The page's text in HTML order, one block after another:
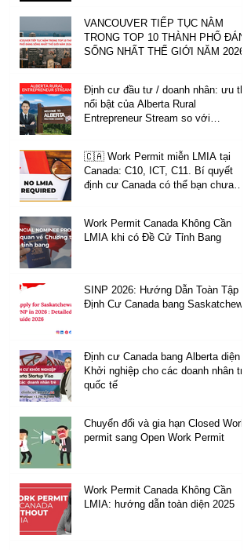
VANCOUVER TIẾP TỤC NẰM
TRONG TOP 10 THÀNH PHỐ ĐÁNG
SỐNG NHẤT THẾ GIỚI NĂM 2026
Định cư đầu tư / doanh nhân: ưu thế
nổi bật của Alberta Rural
Entrepreneur Stream so với
🇨🇦 Work Permit miễn LMIA tại
Canada: C10, ICT, C11. Bí quyết
định cư Canada có thể bạn chưa
Work Permit Canada Không Cần
LMIA khi có Đề Cử Tỉnh Bang
SINP 2026: Hướng Dẫn Toàn Tập
Định Cư Canada bang Saskatchewan
Định cư Canada bang Alberta diện
Khởi nghiệp cho các doanh nhân trẻ
quốc tế
Chuyển đổi và gia hạn Closed Work
permit sang Open Work Permit
Work Permit Canada Không Cần
LMIA: hướng dẫn toàn diện 2025